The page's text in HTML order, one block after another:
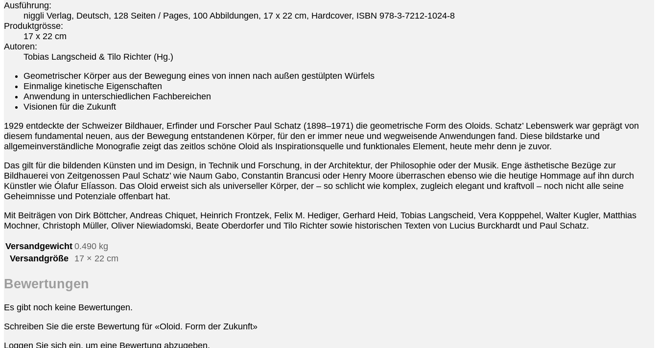
Ausführung:
niggli Verlag, Deutsch, 128 Seiten / Pages, 100 Abbildungen, 17 x 22 cm, Hardcover, ISBN 978-3-7212-1024-8
Produktgrösse:
17 x 22 cm
Autoren:
Tobias Langscheid & Tilo Richter (Hg.)
Geometrischer Körper aus der Bewegung eines von innen nach außen gestülpten Würfels
Einmalige kinetische Eigenschaften
Anwendung in unterschiedlichen Fachbereichen
Visionen für die Zukunft
1929 entdeckte der Schweizer Bildhauer, Erfinder und Forscher Paul Schatz (1898–1971) die geometrische Form des Oloids. Schatz’ Lebenswerk war geprägt von
diesem fundamental neuen, aus der Bewegung entstandenen Körper, für den er immer neue und wegweisende Anwendungen fand. Diese bildstarke und
allgemeinverständliche Monografie zeigt das zeitlos schöne Oloid als Inspirationsquelle und funktionales Element, heute mehr denn je zuvor.
Das gilt für die bildenden Künsten und im Design, in Technik und Forschung, in der Architektur, der Philosophie oder der Musik. Enge ästhetische Bezüge zur
Bildhauerei von Zeitgenossen Paul Schatz’ wie Naum Gabo, Constantin Brancusi oder Henry Moore überraschen ebenso wie die heutige Hommage auf ihn durch
Künstler wie Ólafur Elíasson. Das Oloid erweist sich als universeller Körper, der – so schlicht wie komplex, zugleich elegant und kraftvoll – noch nicht alle seine
Geheimnisse und Potenziale offenbart hat.
Mit Beiträgen von Dirk Böttcher, Andreas Chiquet, Heinrich Frontzek, Felix M. Hediger, Gerhard Heid, Tobias Langscheid, Vera Kopppehel, Walter Kugler, Matthias
Mochner, Christoph Müller, Oliver Niewiadomski, Beate Oberdorfer und Tilo Richter sowie historischen Texten von Lucius Burckhardt und Paul Schatz.
Versandgewicht 0.490 kg
Versandgröße
17 × 22 cm
Bewertungen
Es gibt noch keine Bewertungen.
Schreiben Sie die erste Bewertung für «Oloid. Form der Zukunft»
Loggen Sie sich ein, um eine Bewertung abzugeben.